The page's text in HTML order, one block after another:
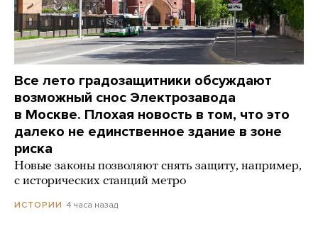
Все лето градозащитники обсуждают
возможный снос Электрозавода
в Москве. Плохая новость в том, что это
далеко не единственное здание в зоне
риска
Новые законы позволяют снять защиту, например,
с исторических станций метро
ИСТОРИИ 4 часа назад